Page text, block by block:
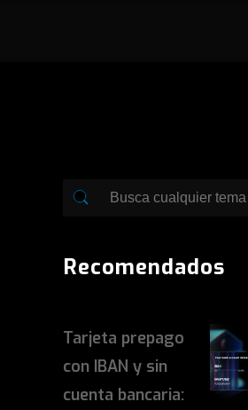
Recomendados
Tarjeta prepago
con IBAN y sin
cuenta bancaria: